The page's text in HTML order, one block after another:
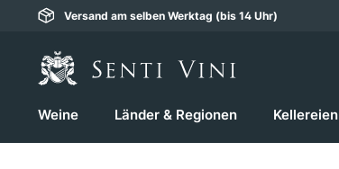
Zur Hauptnavigation springen
Versand am selben Werktag (bis 14 Uhr)
Weine Länder & Regionen Kellereien